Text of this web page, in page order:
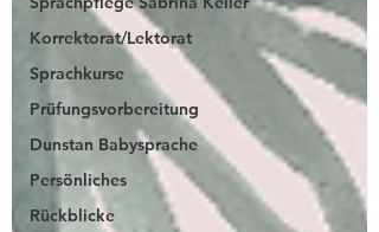
Korrektorat/Lektorat
Sprachkurse
Prüfungsvorbereitung
Dunstan Babysprache
Persönliches
Rückblicke